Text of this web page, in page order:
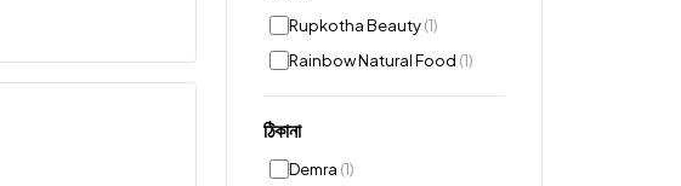
Rupkotha Beauty(1)
Rainbow Natural Food (1)
ঠিকানা
Demra (1)